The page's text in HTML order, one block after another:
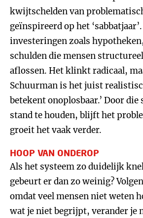
kwijtschelden van
geïnspireerd op het
investeringen zoals
schulden die mensen
aflossen. Het klinkt radicaal,
Schuurman is het juist
betekent onoplosbaar.’ Door die
stand te houden, blijft het
groeit het vaak verder.
HOOP VAN ONDEROP
Als het systeem zo duidelijk
gebeurt er dan zo weinig?
omdat veel mensen niet weten
wat je niet begrijpt, verander je